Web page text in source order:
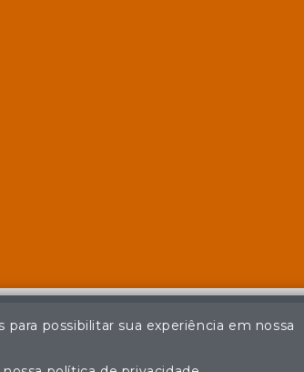
possibilitar sua experiência em nossa